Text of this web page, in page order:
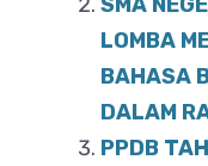
k LOMBA
BAHASA
DALAM
PPDB